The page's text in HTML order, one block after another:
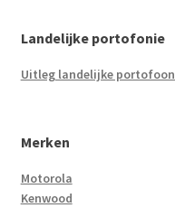
Landelijke portofonie
Uitleg landelijke
Merken
Motorola
Kenwood